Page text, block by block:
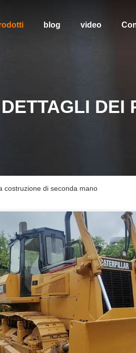
blog video
DETTAGLI DEI
costruzione di seconda mano